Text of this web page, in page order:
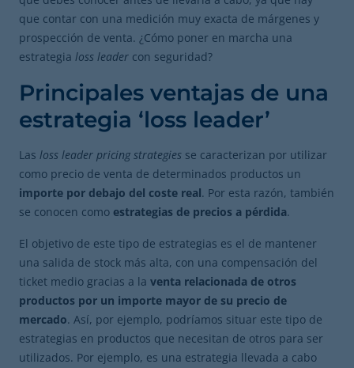
que contar con una medición muy exacta de márgenes y
prospección de venta. ¿Cómo poner en marcha una
estrategia loss leader con seguridad?
Principales ventajas de una
estrategia ‘loss leader’
Las loss leader pricing strategies se caracterizan por utilizar
como precio de venta de determinados productos un
importe por debajo del coste real. Por esta razón, también
se conocen como estrategias de precios a pérdida.
El objetivo de este tipo de estrategias es el de mantener
una salida de stock más alta, con una compensación del
ticket medio gracias a la venta relacionada de otros
productos por un importe mayor de su precio de
mercado. Así, por ejemplo, podríamos situar este tipo de
estrategias en productos que necesitan de otros para ser
utilizados. Por ejemplo, es una estrategia llevada a cabo